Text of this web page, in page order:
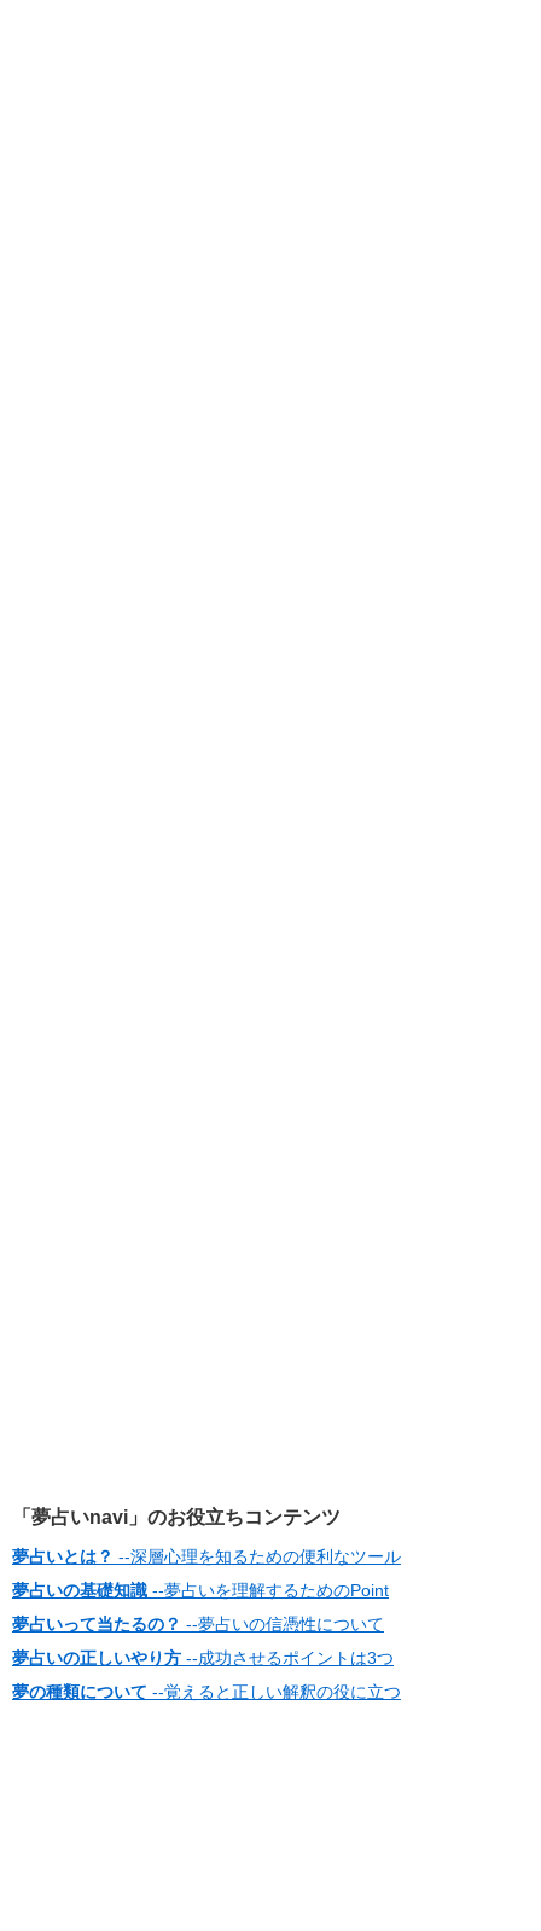
「夢占いnavi」のお役立ちコンテンツ
夢占いとは？ --深層心理を知るための便利なツール
夢占いの基礎知識 --夢占いを理解するためのPoint
夢占いって当たるの？ --夢占いの信憑性について
夢占いの正しいやり方 --成功させるポイントは3つ
夢の種類について --覚えると正しい解釈の役に立つ